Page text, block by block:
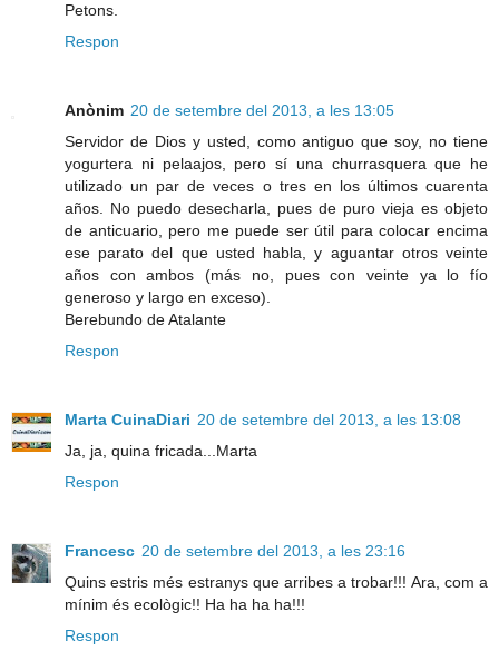
Petons.
Respon
Anònim 20 de setembre del 2013, a les 13:05
Servidor de Dios y usted, como antiguo que soy, no tiene
yogurtera ni pelaajos, pero sí una churrasquera que he
utilizado un par de veces o tres en los últimos cuarenta
años. No puedo desecharla, pues de puro vieja es objeto
de anticuario, pero me puede ser útil para colocar encima
ese parato del que usted habla, y aguantar otros veinte
años con ambos (más no, pues con veinte ya lo fío
generoso y largo en exceso).
Berebundo de Atalante
Respon
Marta CuinaDiari 20 de setembre del 2013, a les 13:08
Ja, ja, quina fricada...Marta
Respon
Francesc 20 de setembre del 2013, a les 23:16
Quins estris més estranys que arribes a trobar!!! Ara, com a
mínim és ecològic!! Ha ha ha ha!!!
Respon